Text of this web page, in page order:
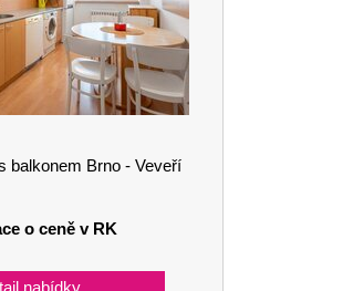
balkonem Brno - Veveří
o ceně v RK